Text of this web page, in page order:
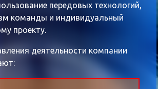
передовых технологий,
команды и индивидуальный
проекту.
деятельности компании